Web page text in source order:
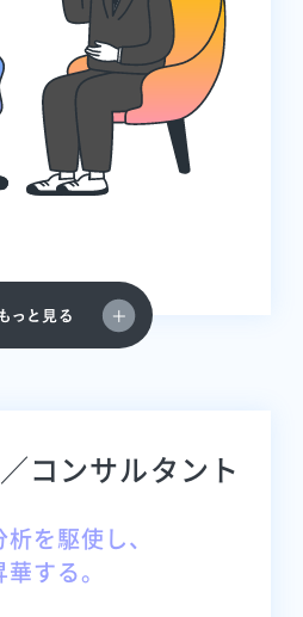
コンサルタント
を駆使し、
する。